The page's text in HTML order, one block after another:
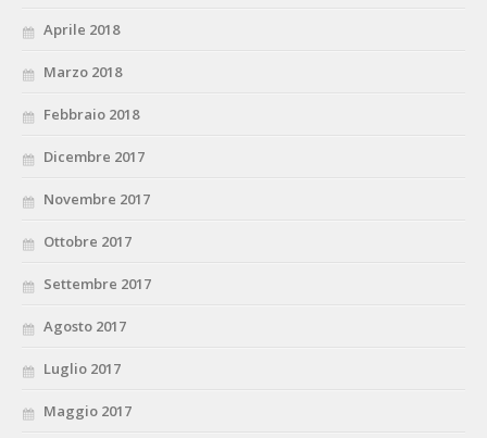
Aprile 2018
Marzo 2018
Febbraio 2018
Dicembre 2017
Novembre 2017
Ottobre 2017
Settembre 2017
Agosto 2017
Luglio 2017
Maggio 2017